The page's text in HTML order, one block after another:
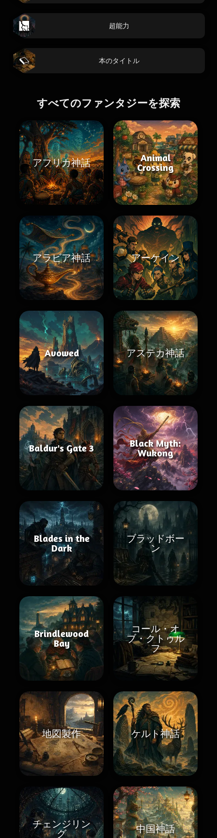
超能力
本のタイトル
すべてのファンタジーを探索
アフリカ神話
Animal
Crossing
アラビア神話 アーケイン
Avowed アステカ神話
Baldur's Gate 3
Black Myth:
Wukong
Blades in the
Dark
ブラッドボー
ン
Brindlewood
Bay
コール・オ
ブ・クトゥル
フ
地図製作 ケルト神話
チェンジリン
グ
中国神話